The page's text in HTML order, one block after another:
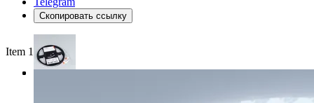
Скопировать ссылку
Item 1 of 3